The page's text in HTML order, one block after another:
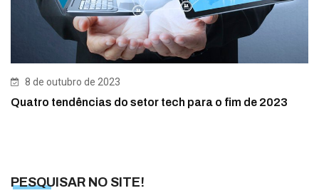
8 de outubro de 2023
Quatro tendências do setor tech para o fim de 2023
PESQUISAR NO SITE!